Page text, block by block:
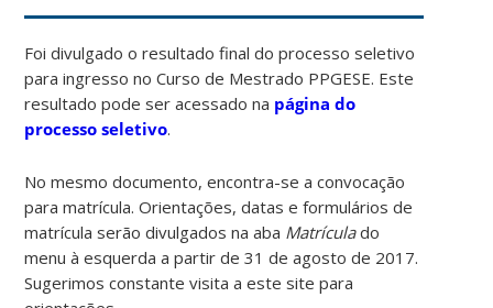
Foi divulgado o resultado final do processo seletivo
para ingresso no Curso de Mestrado PPGESE. Este
resultado pode ser acessado na página do
processo seletivo.
No mesmo documento, encontra-se a convocação
para matrícula. Orientações, datas e formulários de
matrícula serão divulgados na aba Matrículado
menu à esquerda a partir de 31 de agosto de 2017.
Sugerimos constante visita a este site para